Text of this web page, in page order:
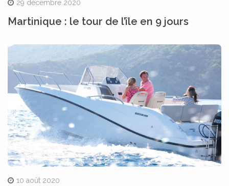
29 décembre 2020
Martinique : le tour de l’île en 9 jours
10 août 2020